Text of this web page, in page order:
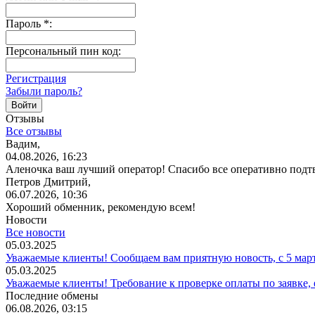
Пароль *:
Персональный пин код:
Регистрация
Забыли пароль?
Отзывы
Все отзывы
Вадим,
04.08.2026, 16:23
Аленочка ваш лучший оператор! Спасибо все оперативно
Петров Дмитрий,
06.07.2026, 10:36
Хороший обменник, рекомендую всем!
Новости
Все новости
05.03.2025
Уважаемые клиенты! Сообщаем вам приятную новость, с 5
05.03.2025
Уважаемые клиенты! Требование к проверке оплаты по
Последние обмены
06.08.2026, 03:15